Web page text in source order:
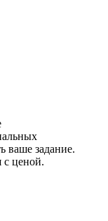
ваше задание.
с ценой.